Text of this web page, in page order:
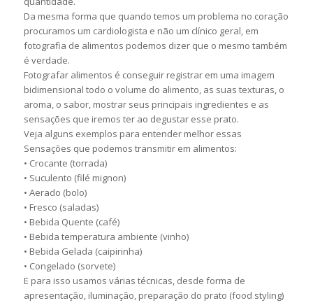
Da mesma forma que quando temos um problema no coração
procuramos um cardiologista e não um clínico geral, em
fotografia de alimentos podemos dizer que o mesmo também
é verdade.
Fotografar alimentos é conseguir registrar em uma imagem
bidimensional todo o volume do alimento, as suas texturas, o
aroma, o sabor, mostrar seus principais ingredientes e as
sensações que iremos ter ao degustar esse prato.
Veja alguns exemplos para entender melhor essas
Sensações que podemos transmitir em alimentos:
• Crocante (torrada)
• Suculento (filé mignon)
• Aerado (bolo)
• Fresco (saladas)
• Bebida Quente (café)
• Bebida temperatura ambiente (vinho)
• Bebida Gelada (caipirinha)
• Congelado (sorvete)
E para isso usamos várias técnicas, desde forma de
apresentação, iluminação, preparação do prato (food styling)